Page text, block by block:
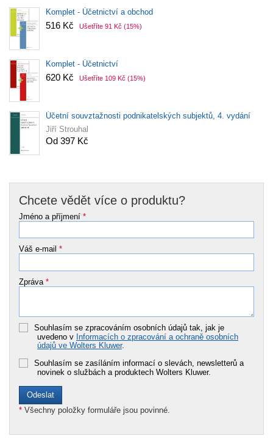
Komplet - Účetnictví a obchod
516 Kč Ušetříte 91 Kč (15%)
Komplet - Účetnictví
620 Kč Ušetříte 109 Kč (15%)
Účetní souvztažnosti podnikatelských subjektů, 4. vydání
Jiří Strouhal
Od 397 Kč
Chcete vědět více o produktu?
Jméno a příjmení *
Váš e-mail *
Zpráva *
Souhlasím se zpracováním osobních údajů tak, jak je
uvedeno v Informacích o zpracování a ochraně osobních
údajů ve Wolters Kluwer.
Souhlasím se zasíláním informací o slevách, newsletterů a
novinek o službách a produktech Wolters Kluwer.
* Všechny položky formuláře jsou povinné.